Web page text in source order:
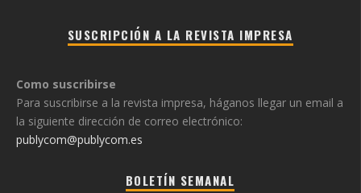
SUSCRIPCIÓN A LA REVISTA IMPRESA
Como suscribirse
Para suscribirse a la revista impresa, háganos llegar un email a
la siguiente dirección de correo electrónico:
publycom@publycom.es
BOLETÍN SEMANAL